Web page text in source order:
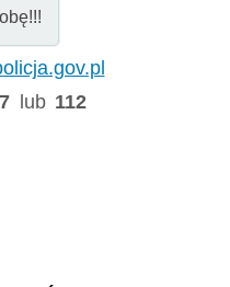
lub 112